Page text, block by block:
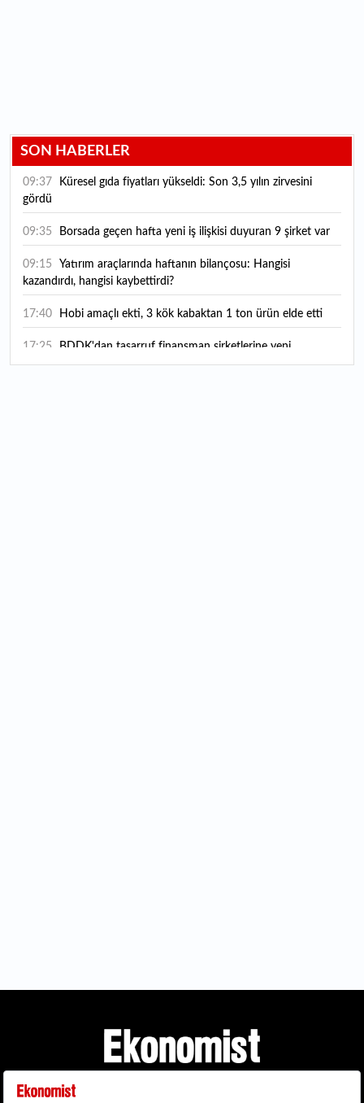
SON HABERLER
09:37
gördü
09:35 Borsada geçen hafta yeni iş ilişkisi duyuran 9 şirket var
09:15
kazandırdı, hangisi kaybettirdi?
17:40 Hobi amaçlı ekti, 3 kök kabaktan 1 ton ürün elde etti
17:25
düzenleme: Sözleşme limitleri güncellendi, yeni kurallar